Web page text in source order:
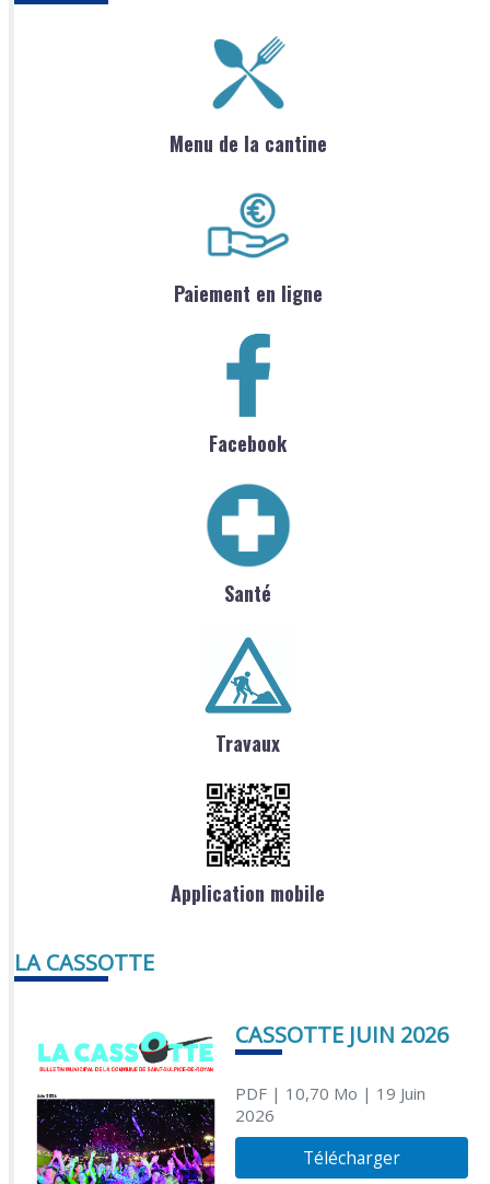
Menu de la cantine
Paiement en ligne
Facebook
Santé
Travaux
Application mobile
LA CASSOTTE
CASSOTTE JUIN 2026
PDF| 10,70 Mo | 19 Juin
2026
Télécharger